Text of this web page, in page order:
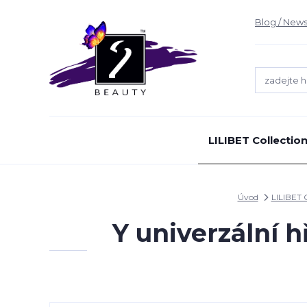
Blog /
LILIBET
Úvod LILIBET
Y univerzální